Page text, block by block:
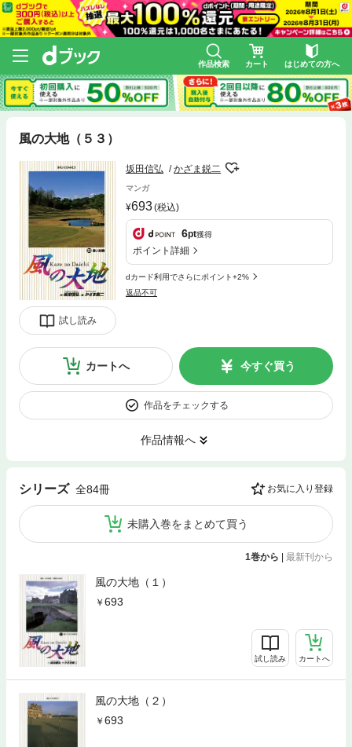
作品検索 カート はじめての方へ
風の大地（５３）
試し読み
坂田信弘 かざま鋭二
マンガ
693(税込)
6pt獲得
ポイント詳細
dカード利用でさらにポイント+2%
返品不可
カートへ 今すぐ買う
作品をチェックする
作品情報へ
シリーズ 全84冊 お気に入り登録
未購入巻をまとめて買う
1巻から | 最新刊から
風の大地（１）
693
試し読み カートへ
風の大地（２）
693